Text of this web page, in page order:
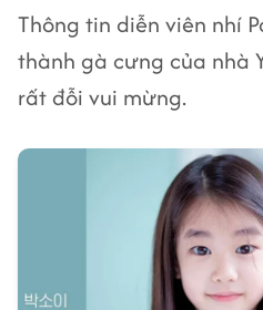
Thông tin diễn viên nhí
thành gà cưng của nhà
rất đỗi vui mừng.